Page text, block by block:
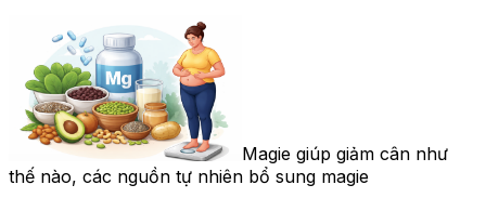
Magie giúp giảm cân như
thế nào, các nguồn tự nhiên bổ sung magie